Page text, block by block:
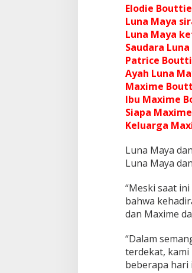
Elodie
Luna Maya
Luna Maya
Saudara
Patrice
Ayah Luna
Maxime
Ibu Maxime
Siapa
Keluarga
Luna Maya
Luna Maya
“Meski saat
bahwa
dan Maxime
“Dalam
terdekat,
beberapa hari